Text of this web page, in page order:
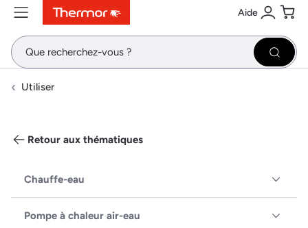
ContenuMenuRecherche Aide
Se
Utiliser
Retour aux thématiques
Chauffe-eau
Pompe à chaleur air-eau